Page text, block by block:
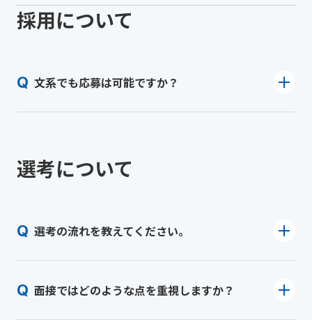
採用について
文系でも応募は可能ですか？
選考について
選考の流れを教えてください。
面接ではどのような点を重視しますか？